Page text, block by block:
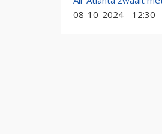
08-10-2024 - 12:30